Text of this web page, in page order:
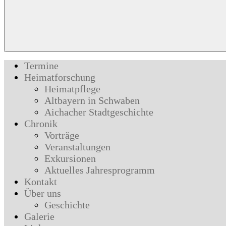
Termine
Heimatforschung
Heimatpflege
Altbayern in Schwaben
Aichacher Stadtgeschichte
Chronik
Vorträge
Veranstaltungen
Exkursionen
Aktuelles Jahresprogramm
Kontakt
Über uns
Geschichte
Galerie